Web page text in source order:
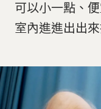
可以小一點、
室內進進出出來